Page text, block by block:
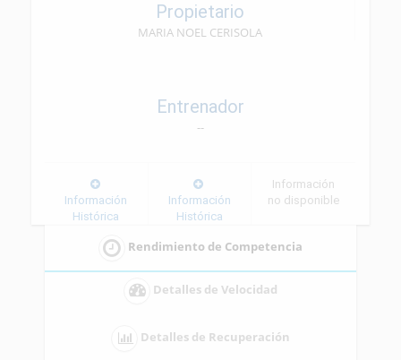
Propietario
MARIA NOEL CERISOLA
Entrenador
--
Información
Histórica
Información
Histórica
Información
no disponible
Rendimiento de Competencia
Detalles de Velocidad
Detalles de Recuperación